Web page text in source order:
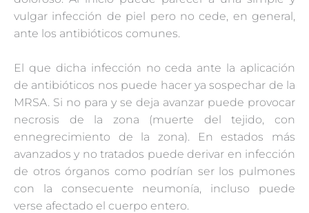
vulgar infección de piel pero no cede, en general,
ante los antibióticos comunes.
El que dicha infección no ceda ante la aplicación
de antibióticos nos puede hacer ya sospechar de la
MRSA. Si no para y se deja avanzar puede provocar
necrosis de la zona (muerte del tejido, con
ennegrecimiento de la zona). En estados más
avanzados y no tratados puede derivar en infección
de otros órganos como podrían ser los pulmones
con la consecuente neumonía, incluso puede
verse afectado el cuerpo entero.